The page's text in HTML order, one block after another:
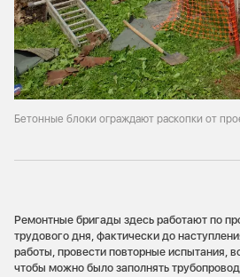
Бетонные блоки ограждают раскопки от
Ремонтные бригады здесь работают по
трудового дня, фактически до
работы, провести повторные испытания,
чтобы можно было заполнять